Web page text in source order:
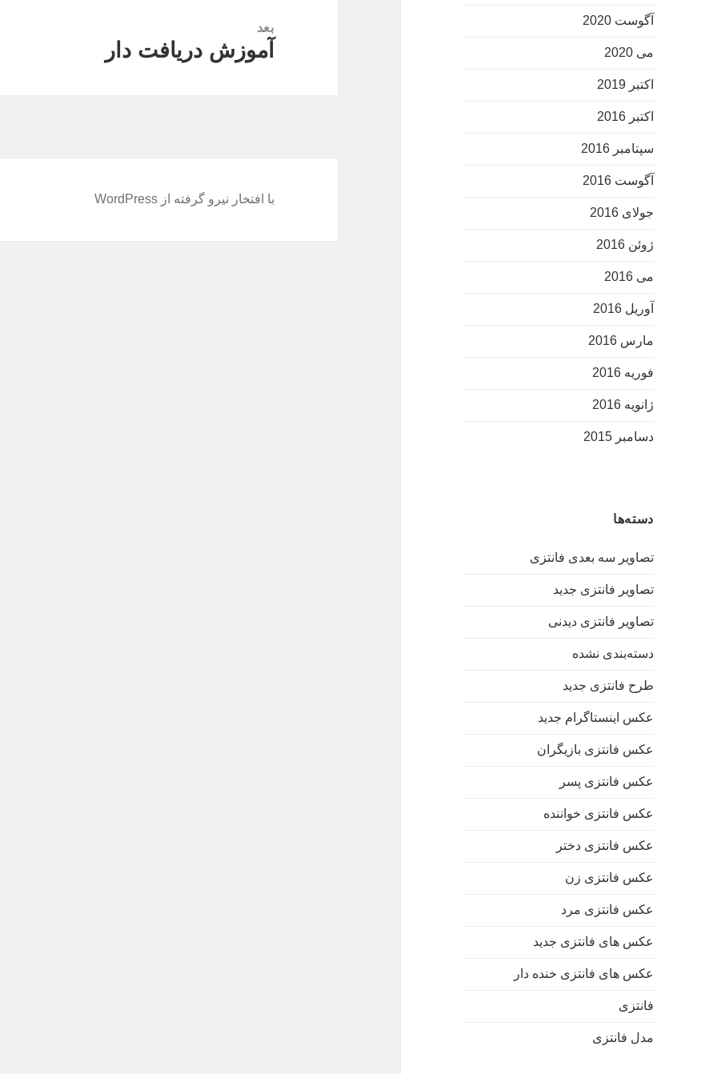
آگوست 2020
می 2020
اکتبر 2019
اکتبر 2016
سپتامبر 2016
آگوست 2016
جولای 2016
ژوئن 2016
می 2016
آوریل 2016
مارس 2016
فوریه 2016
ژانویه 2016
دسامبر 2015
دسته‌ها
تصاویر سه بعدی فانتزی
تصاویر فانتزی جدید
تصاویر فانتزی دیدنی
دسته‌بندی نشده
طرح فانتزی جدید
عکس اینستاگرام جدید
عکس فانتزی بازیگران
عکس فانتزی پسر
عکس فانتزی خواننده
عکس فانتزی دختر
عکس فانتزی زن
عکس فانتزی مرد
عکس های فانتزی جدید
عکس های فانتزی خنده دار
فانتزی
مدل فانتزی
بعد
نوشته
آموزش دریافت دار
با افتخار نیرو گرفته از WordPress